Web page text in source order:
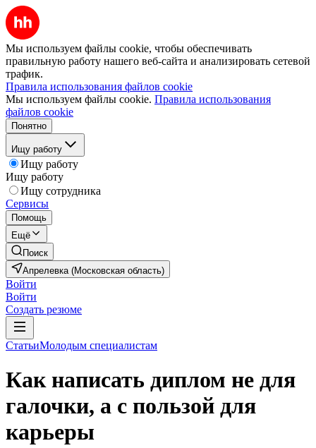
Мы используем файлы cookie, чтобы обеспечивать
правильную работу нашего веб-сайта и анализировать сетевой
трафик.
Правила использования файлов cookie
Мы используем файлы cookie. Правила использования
файлов cookie
Понятно
Ищу работу
Ищу работу
Ищу работу
Ищу сотрудника
Сервисы
Помощь
Ещё
Поиск
Апрелевка (Московская область)
Войти
Войти
Создать резюме
СтатьиМолодым специалистам
Как написать диплом не для
галочки, а с пользой для
карьеры